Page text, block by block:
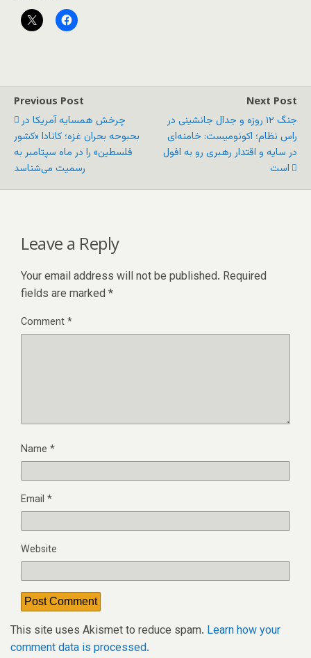
Previous Post
چرخش همسایه آمریکا در
بحبوحه بحران غزه؛ کانادا «کشور
فلسطین» را در ماه سپتامبر به
رسمیت می‌شناسد
Next Post
جنگ ۱۲ روزه و جدال جانشینی در
راس نظام؛ اکونومیست: خامنه‌ای
در سایه و اقتدار رهبری رو به افول
است
Leave a Reply
Your email address will not be published. Required
fields are marked *
Comment*
Name *
Email *
Website
This site uses Akismet to reduce spam. Learn how your
comment data is processed.